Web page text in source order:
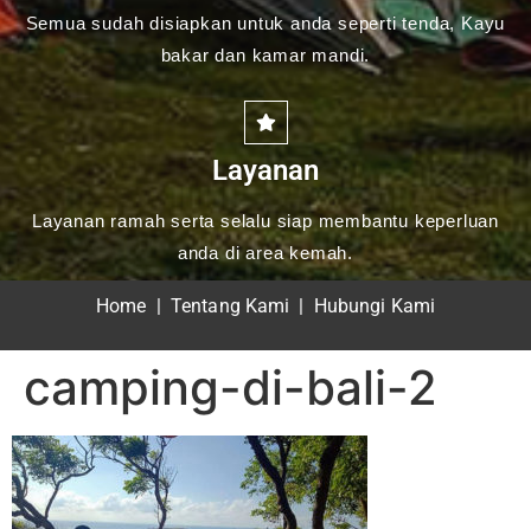
Semua sudah disiapkan untuk anda seperti tenda, Kayu
bakar dan kamar mandi.
Layanan
Layanan ramah serta selalu siap membantu keperluan
anda di area kemah.
Home Tentang Kami Hubungi Kami
camping-di-bali-2